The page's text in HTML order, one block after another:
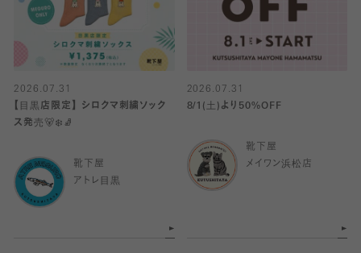
2026.07.31
【目黒店限定】 シロクマ刺繍ソック
ス発売🐻‍❄️🧦
靴下屋
アトレ目黒
2026.07.31
8/1(土)より50%OFF
靴下屋
メイワン浜松店